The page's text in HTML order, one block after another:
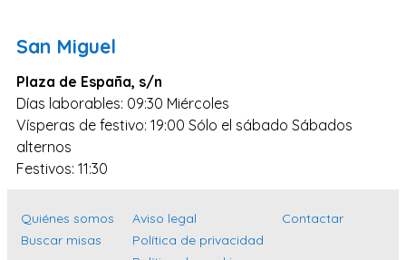
Santa Cruz de Tenerife
Cantabria
Islas Baleares
Las Palmas
Málaga
Toledo
San Miguel
Plaza de España, s/n
Días laborables: 09:30 Miércoles
Vísperas de festivo: 19:00 Sólo el sábado Sábados
alternos
Festivos: 11:30
Quiénes somos
Buscar misas
Aviso legal
Política de privacidad
Contactar